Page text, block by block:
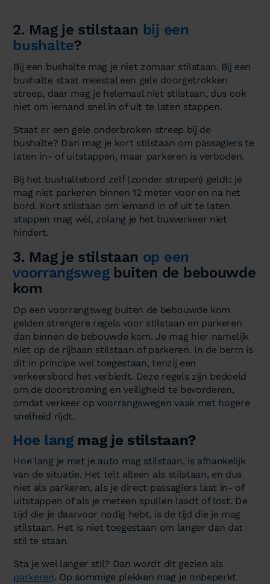
2. Mag je stilstaan bij een
bushalte?
Bij een bushalte mag je niet zomaar stilstaan. Bij een
bushalte staat meestal een gele doorgetrokken
streep, daar mag je helemaal niet stilstaan, dus ook
niet om iemand snel in of uit te laten stappen.
Staat er een gele onderbroken streep bij de
bushalte? Dan mag je kort stilstaan om passagiers te
laten in- of uitstappen, maar parkeren is verboden.
Bij het bushaltebord zelf (zonder strepen) geldt: je
mag niet parkeren binnen 12 meter voor en na het
bord. Kort stilstaan om iemand in of uit te laten
stappen mag wél, zolang je het busverkeer niet
hindert.
3. Mag je stilstaan op een
voorrangswegbuiten de bebouwde
kom
Op een voorrangsweg buiten de bebouwde kom
gelden strengere regels voor stilstaan en parkeren
dan binnen de bebouwde kom. Je mag hier namelijk
niet op de rijbaan stilstaan of parkeren. In de berm is
dit in principe wel toegestaan, tenzij een
verkeersbord het verbiedt. Deze regels zijn bedoeld
om de doorstroming en veiligheid te bevorderen,
omdat verkeer op voorrangswegen vaak met hogere
snelheid rijdt.
Hoe langmag je stilstaan?
Hoe lang je met je auto mag stilstaan, is afhankelijk
van de situatie. Het telt alleen als stilstaan, en dus
niet als parkeren, als je direct passagiers laat in- of
uitstappen of als je meteen spullen laadt of lost. De
tijd die je daarvoor nodig hebt, is de tijd die je mag
stilstaan. Het is niet toegestaan om langer dan dat
stil te staan.
Sta je wel langer stil? Dan wordt dit gezien als
parkeren. Op sommige plekken mag je onbeperkt